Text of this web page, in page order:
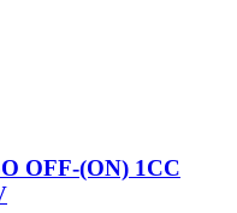
OFF-(ON) 1CC